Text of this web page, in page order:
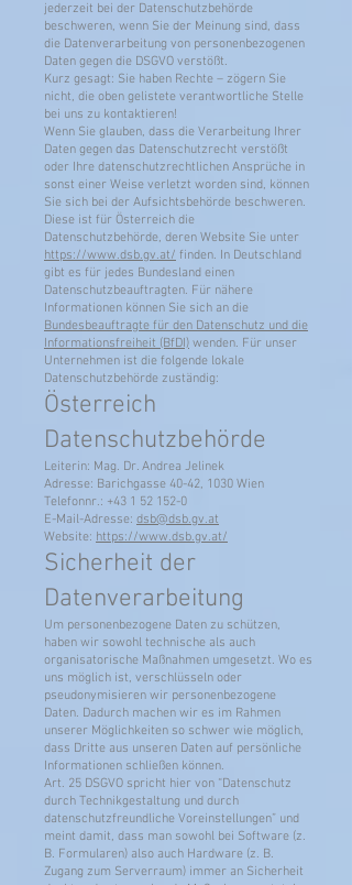
jederzeit bei der Datenschutzbehörde
beschweren, wenn Sie der Meinung sind, dass
die Datenverarbeitung von personenbezogenen
Daten gegen die DSGVO verstößt.
Kurz gesagt: Sie haben Rechte – zögern Sie
nicht, die oben gelistete verantwortliche Stelle
bei uns zu kontaktieren!
Wenn Sie glauben, dass die Verarbeitung Ihrer
Daten gegen das Datenschutzrecht verstößt
oder Ihre datenschutzrechtlichen Ansprüche in
sonst einer Weise verletzt worden sind, können
Sie sich bei der Aufsichtsbehörde beschweren.
Diese ist für Österreich die
Datenschutzbehörde, deren Website Sie unter
https://www.dsb.gv.at/ finden. In Deutschland
gibt es für jedes Bundesland einen
Datenschutzbeauftragten. Für nähere
Informationen können Sie sich an die
Bundesbeauftragte für den Datenschutz und die
Informationsfreiheit (BfDI) wenden. Für unser
Unternehmen ist die folgende lokale
Datenschutzbehörde zuständig:
Österreich
Datenschutzbehörde
Leiterin: Mag. Dr. Andrea Jelinek
Adresse: Barichgasse 40-42, 1030 Wien
Telefonnr.: +43 1 52 152-0
E-Mail-Adresse: dsb@dsb.gv.at
Website: https://www.dsb.gv.at/
Sicherheit der
Datenverarbeitung
Um personenbezogene Daten zu schützen,
haben wir sowohl technische als auch
organisatorische Maßnahmen umgesetzt. Wo es
uns möglich ist, verschlüsseln oder
pseudonymisieren wir personenbezogene
Daten. Dadurch machen wir es im Rahmen
unserer Möglichkeiten so schwer wie möglich,
dass Dritte aus unseren Daten auf persönliche
Informationen schließen können.
Art. 25 DSGVO spricht hier von “Datenschutz
durch Technikgestaltung und durch
datenschutzfreundliche Voreinstellungen” und
meint damit, dass man sowohl bei Software (z.
B. Formularen) also auch Hardware (z. B.
Zugang zum Serverraum) immer an Sicherheit